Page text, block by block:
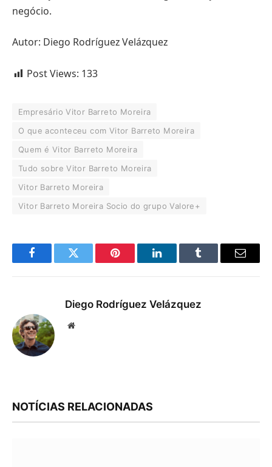
negócio.
Autor: Diego Rodríguez Velázquez
Post Views: 133
Empresário Vitor Barreto Moreira
O que aconteceu com Vitor Barreto Moreira
Quem é Vitor Barreto Moreira
Tudo sobre Vitor Barreto Moreira
Vitor Barreto Moreira
Vitor Barreto Moreira Socio do grupo Valore+
FacebookTwitter Pinterest LinkedInTumblr Email
Diego Rodríguez Velázquez
Website
NOTÍCIAS RELACIONADAS